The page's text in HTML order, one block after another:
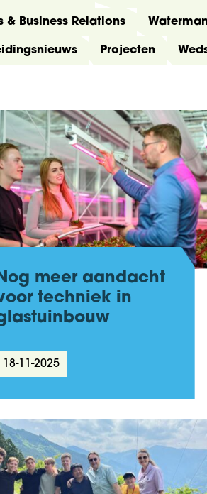
& Business Relations
Projecten
meer aandacht
techniek in
18-11-2025